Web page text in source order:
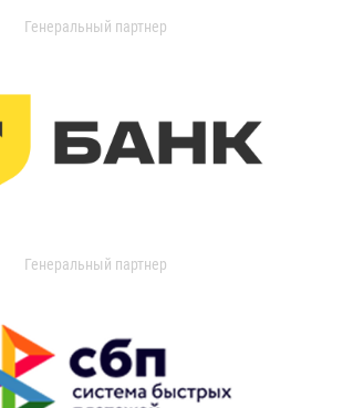
Генеральный партнер
Генеральный партнер